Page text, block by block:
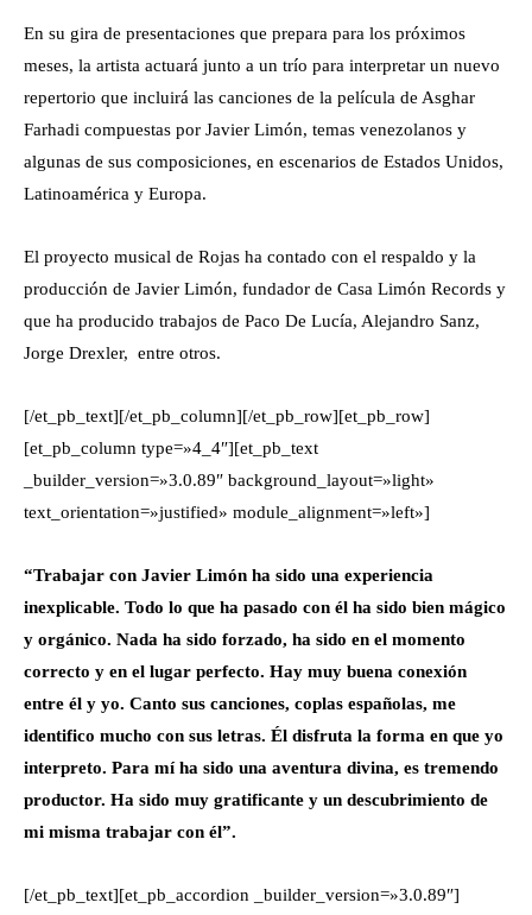
En su gira de presentaciones que prepara para los próximos
meses, la artista actuará junto a un trío para interpretar un nuevo
repertorio que incluirá las canciones de la película de Asghar
Farhadi compuestas por Javier Limón, temas venezolanos y
algunas de sus composiciones, en escenarios de Estados Unidos,
Latinoamérica y Europa.
El proyecto musical de Rojas ha contado con el respaldo y la
producción de Javier Limón, fundador de Casa Limón Records y
que ha producido trabajos de Paco De Lucía, Alejandro Sanz,
Jorge Drexler, entre otros.
[/et_pb_text][/et_pb_column][/et_pb_row][et_pb_row]
[et_pb_column type=»4_4″][et_pb_text
_builder_version=»3.0.89″ background_layout=»light»
text_orientation=»justified» module_alignment=»left»]
“Trabajar con Javier Limón ha sido una experiencia
inexplicable. Todo lo que ha pasado con él ha sido bien mágico
y orgánico. Nada ha sido forzado, ha sido en el momento
correcto y en el lugar perfecto. Hay muy buena conexión
entre él y yo. Canto sus canciones, coplas españolas, me
identifico mucho con sus letras. Él disfruta la forma en que yo
interpreto. Para mí ha sido una aventura divina, es tremendo
productor. Ha sido muy gratificante y un descubrimiento de
mi misma trabajar con él”.
[/et_pb_text][et_pb_accordion _builder_version=»3.0.89″]